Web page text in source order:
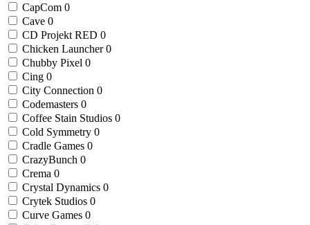
CapCom 0
Cave 0
CD Projekt RED 0
Chicken Launcher 0
Chubby Pixel 0
Cing 0
City Connection 0
Codemasters 0
Coffee Stain Studios 0
Cold Symmetry 0
Cradle Games 0
CrazyBunch 0
Crema 0
Crystal Dynamics 0
Crytek Studios 0
Curve Games 0